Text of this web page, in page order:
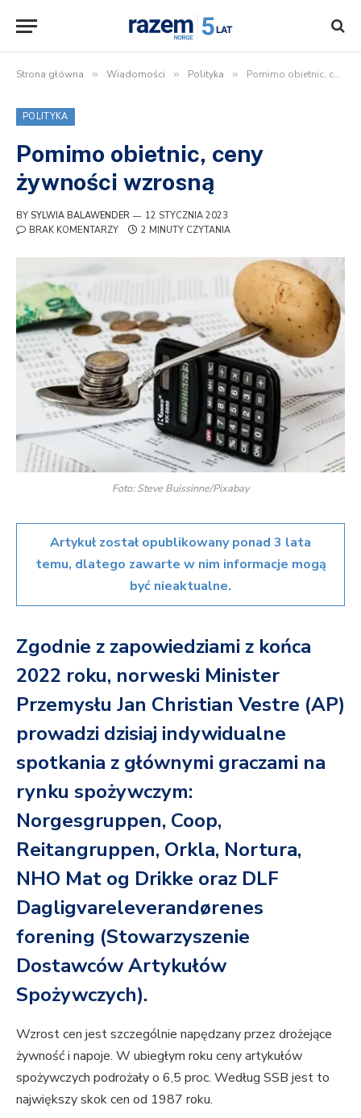
Strona główna » Wiadomości » Polityka » Pomimo obietnic, ceny żywności wzrosną
POLITYKA
Pomimo obietnic, ceny
żywności wzrosną
BY SYLWIA BALAWENDER
12 STYCZNIA 2023
BRAK KOMENTARZY
2 MINUTY CZYTANIA
Foto: Steve Buissinne/Pixabay
Artykuł został opublikowany ponad 3 lata
temu, dlatego zawarte w nim informacje mogą
być nieaktualne.
Zgodnie z zapowiedziami z końca
2022 roku, norweski Minister
Przemysłu Jan Christian Vestre (AP)
prowadzi dzisiaj indywidualne
spotkania z głównymi graczami na
rynku spożywczym:
Norgesgruppen, Coop,
Reitangruppen, Orkla, Nortura,
NHO Mat og Drikke oraz DLF
Dagligvareleverandørenes
forening (Stowarzyszenie
Dostawców Artykułów
Spożywczych).
Wzrost cen jest szczególnie napędzany przez drożejące
żywność i napoje. W ubiegłym roku ceny artykułów
spożywczych podrożały o 6,5 proc. Według SSB jest to
największy skok cen od 1987 roku.